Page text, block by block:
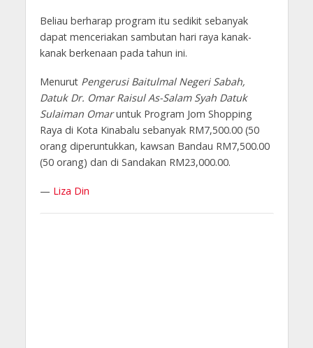
Beliau berharap program itu sedikit sebanyak
dapat menceriakan sambutan hari raya kanak-
kanak berkenaan pada tahun ini.
Menurut Pengerusi Baitulmal Negeri Sabah,
Datuk Dr. Omar Raisul As-Salam Syah Datuk
Sulaiman Omaruntuk Program Jom Shopping
Raya di Kota Kinabalu sebanyak RM7,500.00 (50
orang diperuntukkan, kawsan Bandau RM7,500.00
(50 orang) dan di Sandakan RM23,000.00.
— Liza Din